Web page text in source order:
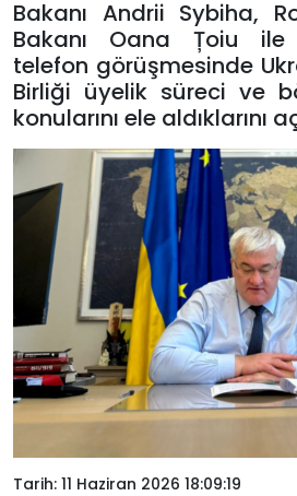
Bakanı Andrii Sybiha,
Bakanı Oana Țoiu ile
telefon görüşmesinde
Birliği üyelik süreci ve
konularını ele aldıklarını
Tarih: 11 Haziran 2026 18:09:19